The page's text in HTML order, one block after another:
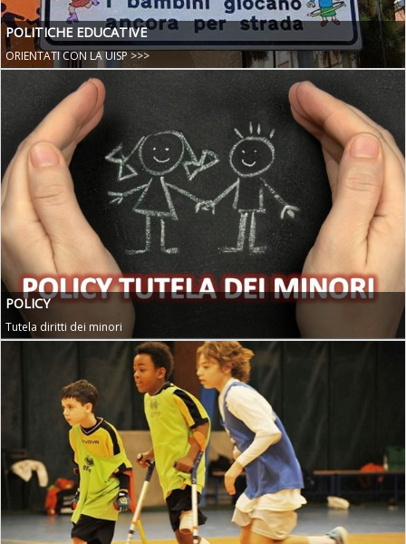
Tiziano Pesce nel Cda di Fondazione Terzjus: prima riunione a
Roma
POLITICHE EDUCATIVE
ORIENTATI CON LA UISP >>>
POLICY
Tutela diritti dei minori